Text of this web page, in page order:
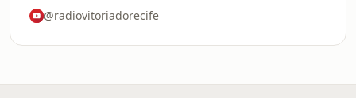
@radiovitoriadorecife